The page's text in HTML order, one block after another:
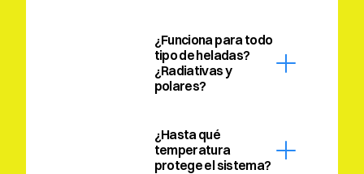
¿Funciona para todo
tipo de heladas?
¿Radiativas y
polares?
¿Hasta qué
temperatura
protege el sistema?